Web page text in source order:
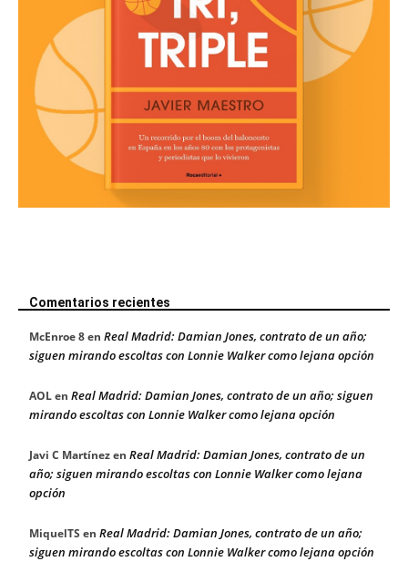
Comentarios recientes
McEnroe 8en Real Madrid: Damian Jones, contrato de un año;
siguen mirando escoltas con Lonnie Walker como lejana opción
AOLen Real Madrid: Damian Jones, contrato de un año; siguen
mirando escoltas con Lonnie Walker como lejana opción
Javi C Martínezen Real Madrid: Damian Jones, contrato de un
año; siguen mirando escoltas con Lonnie Walker como lejana
opción
MiquelTS en Real Madrid: Damian Jones, contrato de un año;
siguen mirando escoltas con Lonnie Walker como lejana opción